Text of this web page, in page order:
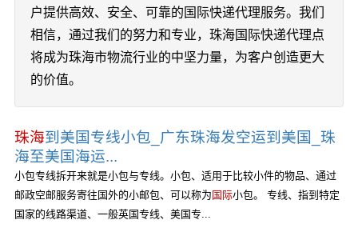
户提供高效、安全、可靠的国际快递代理服务。我们
相信，通过我们的努力和专业，珠海国际快递代理点
将成为珠海市物流行业的中坚力量，为客户创造更大
的价值。
珠海到美国专线小包_广东珠海发空运到美国_珠
海至美国海运...
小包专线拆开来就是小包与专线。小包、适用于比较小件的物品、通过
邮政空邮服务寄往国外的小邮包、可以称为 国际小包。 专线、指到特定
国家的线路渠道、一般英国专线、美国专...